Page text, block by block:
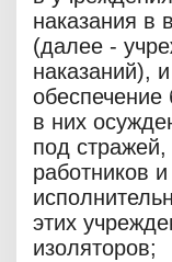
наказания в
(далее -
наказаний),
обеспечение
в них
под
работников
этих
изоляторов;